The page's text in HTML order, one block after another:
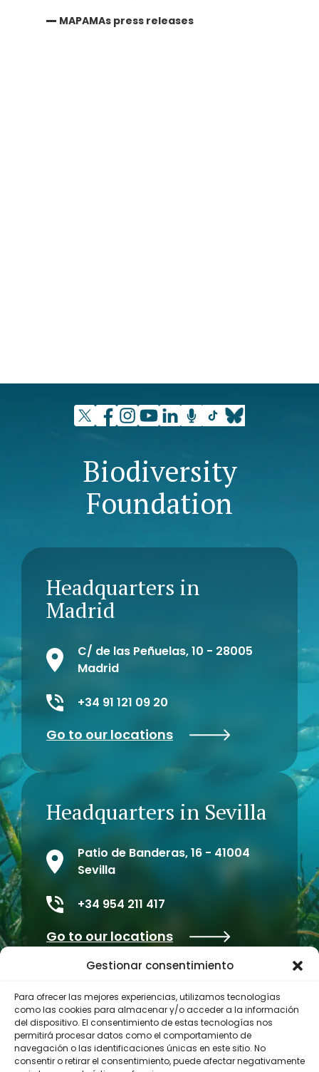
Gestionar consentimiento
Para ofrecer las mejores experiencias, utilizamos tecnologías
como las cookies para almacenar y/o acceder a la información
del dispositivo. El consentimiento de estas tecnologías nos
permitirá procesar datos como el comportamiento de
navegación o las identificaciones únicas en este sitio. No
consentir o retirar el consentimiento, puede afectar negativamente
MAPAMAs press releases
Biodiversity
Foundation
Headquarters in
Madrid
C/ de las Peñuelas, 10 - 28005
Madrid
+34 91 121 09 20
Go to our locations
Headquarters in Sevilla
Patio de Banderas, 16 - 41004
Sevilla
+34 954 211 417
Go to our locations